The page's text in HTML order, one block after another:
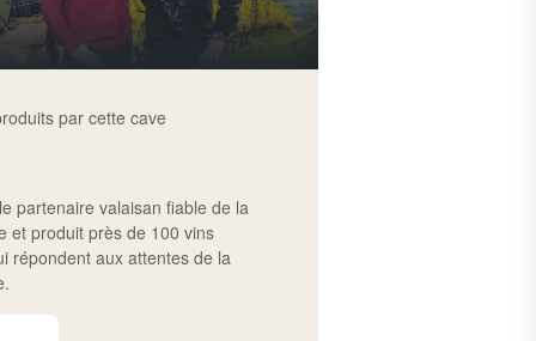
par cette cave
partenaire valaisan fiable de la
et produit près de 100 vins
répondent aux attentes de la